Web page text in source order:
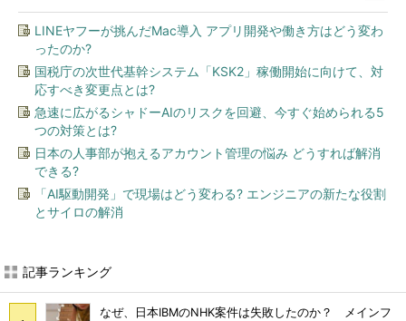
LINEヤフーが挑んだMac導入 アプリ開発や働き方はどう変わ
ったのか?
国税庁の次世代基幹システム「KSK2」稼働開始に向けて、対
応すべき変更点とは?
急速に広がるシャドーAIのリスクを回避、今すぐ始められる5
つの対策とは?
日本の人事部が抱えるアカウント管理の悩み どうすれば解消
できる?
「AI駆動開発」で現場はどう変わる? エンジニアの新たな役割
とサイロの解消
記事ランキング
なぜ、日本IBMのNHK案件は失敗したのか？ メインフ